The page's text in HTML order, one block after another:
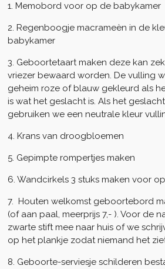
1. Memobord voor op de babykamer
2. Regenboogje macrameèn in de
babykamer
3. Geboortetaart maken deze kan
vriezer bewaard worden. De vulling
geheim roze of blauw gekleurd als
is wat het geslacht is. Als het
gebruiken we een neutrale kleur
4. Krans van droogbloemen
5. Gepimpte rompertjes maken
6. Wandcirkels 3 stuks maken voor
7. Houten welkomst geboortebord
(of aan paal, meerprijs 7,- ). Voor de
zwarte stift mee naar huis of we
op het plankje zodat niemand het
8. Geboorte-serviesje schilderen